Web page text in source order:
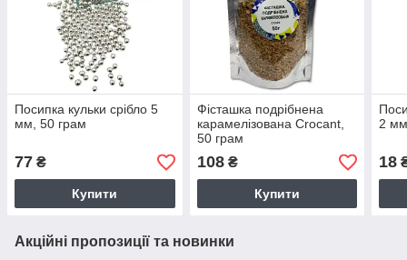
Посипка кульки срібло 5
мм, 50 грам
77 ₴
Купити
Фісташка подрібнена
карамелізована Crocant,
50 грам
108₴
Купити
2
18
Акційні пропозиції та новинки